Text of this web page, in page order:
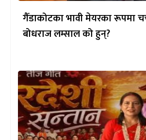
गैँडाकोटका भावी मेयरका रूपमा
बोधराज लम्साल को हुन्?